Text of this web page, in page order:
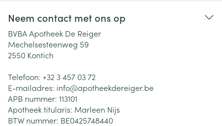
Neem contact met ons op
BVBA Apotheek De Reiger
Mechelsesteenweg 59
2550 Kontich
Telefoon: +32 3 457 03 72
E-mailadres: info@apotheekdereiger.be
APB nummer: 113101
Apotheek titularis: Marleen Nijs
BTW nummer: BE0425748440